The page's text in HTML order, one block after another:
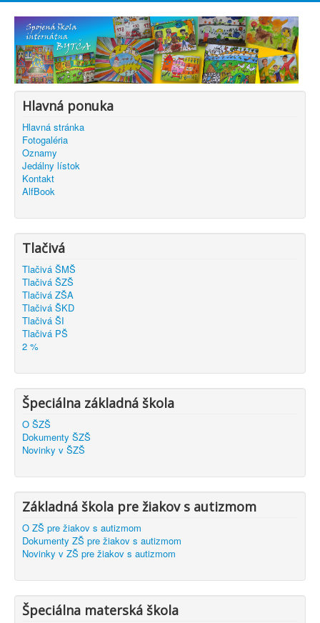
Hlavná ponuka
Hlavná stránka
Fotogaléria
Oznamy
Jedálny lístok
Kontakt
AlfBook
Tlačivá
Tlačivá ŠMŠ
Tlačivá ŠZŠ
Tlačivá ZŠA
Tlačivá ŠKD
Tlačivá ŠI
Tlačivá PŠ
2 %
Špeciálna základná škola
O ŠZŠ
Dokumenty ŠZŠ
Novinky v ŠZŠ
Základná škola pre žiakov s autizmom
O ZŠ pre žiakov s autizmom
Dokumenty ZŠ pre žiakov s autizmom
Novinky v ZŠ pre žiakov s autizmom
Špeciálna materská škola